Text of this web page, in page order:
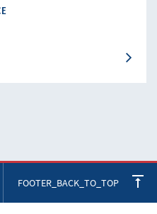
FOOTER_BACK_TO_TOP